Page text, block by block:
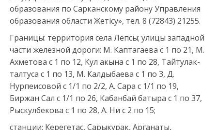
образования по Сарканскому району Управления
образования области Жетісу», тел. 8 (72843) 21255.
Границы: территория села Лепсы; улицы западной
части железной дороги: М. Каптагаева с 1 по 21, М.
Ахметова с 1 по 12, Кул акына с 1 по 28, Тайтулак-
талтуса с 1 по 13, М. Калдыбаева с 1 по 3, Д.
Нурпеисовой с 1/1 по 2/2, А. Сара с 1/1 по 19,
Биржан Сал с 1/1 по 26, Кабанбай батыра с 1 по 37,
Рыскулбекова с 1 по 28, А. Ни с 2 по 15;
станции: Керегетас, Сарыкурак, Арганаты,